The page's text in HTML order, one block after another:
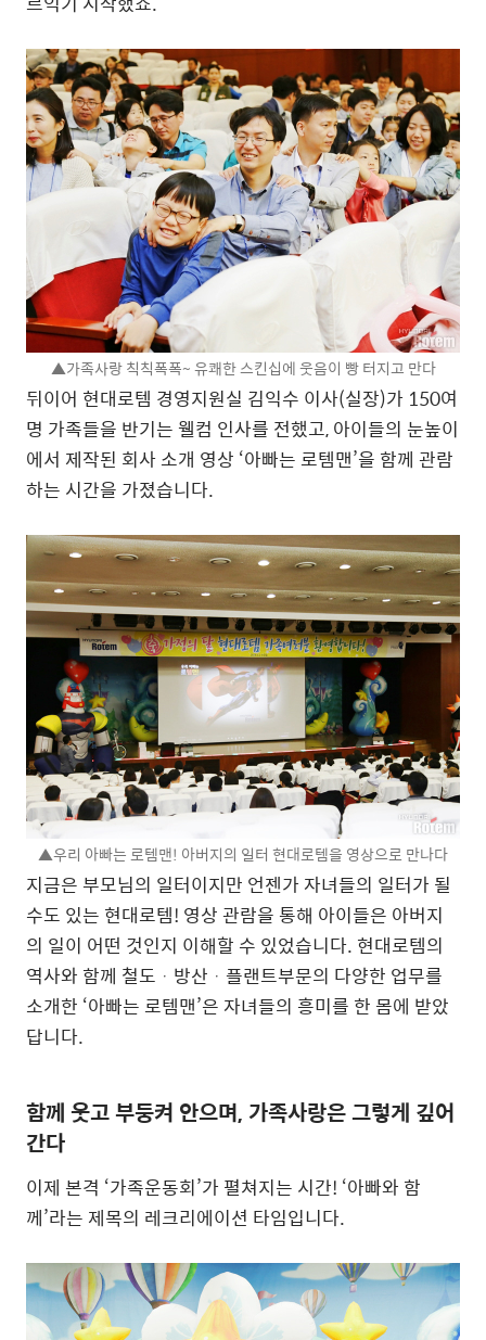
▲가족사랑 칙칙폭폭~ 유쾌한 스킨십에 웃음이 빵 터지고 만다
뒤이어 현대로템 경영지원실 김익수 이사(실장)가 150여
명 가족들을 반기는 웰컴 인사를 전했고, 아이들의 눈높이
에서 제작된 회사 소개 영상 ‘아빠는 로템맨’을 함께 관람
하는 시간을 가졌습니다.
▲우리 아빠는 로템맨! 아버지의 일터 현대로템을 영상으로 만나다
지금은 부모님의 일터이지만 언젠가 자녀들의 일터가 될
수도 있는 현대로템! 영상 관람을 통해 아이들은 아버지
의 일이 어떤 것인지 이해할 수 있었습니다. 현대로템의
역사와 함께 철도ᆞ방산ᆞ플랜트부문의 다양한 업무를
소개한 ‘아빠는 로템맨’은 자녀들의 흥미를 한 몸에 받았
답니다.
함께 웃고 부둥켜 안으며, 가족사랑은 그렇게 깊어
간다
이제 본격 ‘가족운동회’가 펼쳐지는 시간! ‘아빠와 함
께’라는 제목의 레크리에이션 타임입니다.